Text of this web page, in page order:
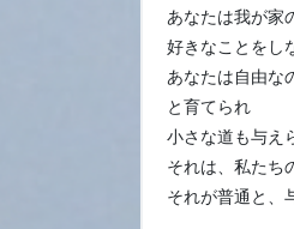
あなたは我が家
好きなことをし
あなたは自由な
と育てられ
小さな道も与え
それは、私たち
それが普通と、